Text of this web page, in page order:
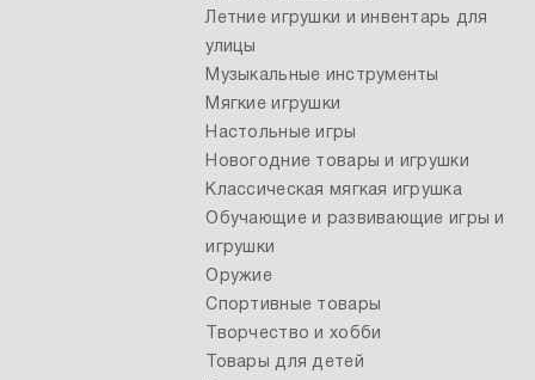
Летние игрушки и инвентарь для
улицы
Музыкальные инструменты
Мягкие игрушки
Настольные игры
Новогодние товары и игрушки
Классическая мягкая игрушка
Обучающие и развивающие игры и
игрушки
Оружие
Спортивные товары
Творчество и хобби
Товары для детей